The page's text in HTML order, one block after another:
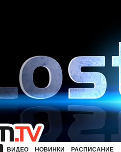
ВИДЕО НОВИНКИ РАСПИСАНИЕ